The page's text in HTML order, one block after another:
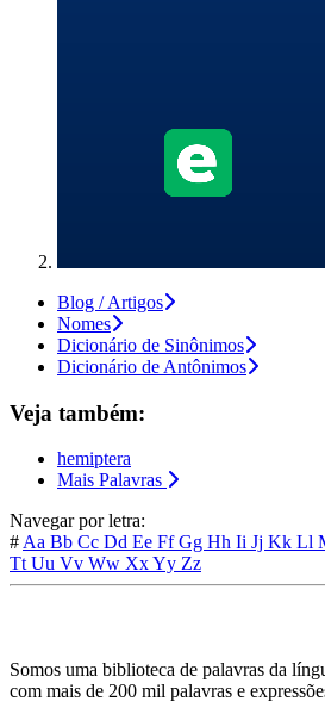
Blog / Artigos
Nomes
Dicionário de Sinônimos
Dicionário de Antônimos
Veja também:
hemiptera
Mais Palavras
Navegar por letra:
#Aa Bb Cc Dd Ee FfGg Hh Ii Jj Kk Ll
TtUu Vv Ww XxYy Zz
Somos uma biblioteca de palavras da
com mais de 200 mil palavras e